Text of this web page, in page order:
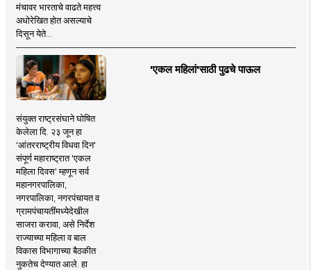
मंचावर भारताचे वाढते महत्त्व
अधोरेखित होत असल्याचे
दिसून येते...
'एकल महिलां'साठी पुढचे पाऊल
संयुक्त राष्ट्रसंघाने घोषित
केलेला दि. २३ जून हा
'आंतरराष्ट्रीय विधवा दिन'
संपूर्ण महाराष्ट्रात 'एकल
महिला दिवस' म्हणून सर्व
महानगरपालिका,
नगरपालिका, नगरपंचायत व
ग्रामपंचायतींमध्येदेखील
साजरा करावा, असे निर्देश
राज्याच्या महिला व बाल
विकास विभागाच्या बैठकीत
नुकतेच देण्यात आले. हा